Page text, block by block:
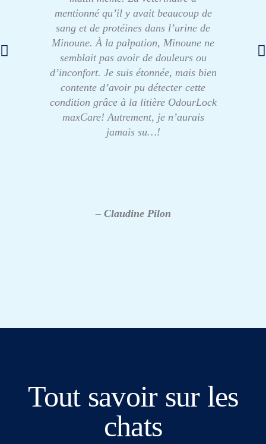
mentionné qu’il y avait beaucoup de
sang et de protéines dans l’urine de
Minoune. À la palpation, Minoune ne
semblait pas avoir de douleurs ou
d’inconfort. Je suis étonnée, mais bien
contente d’avoir pu détecter cette
condition grâce à la litière OdourLock
maxCare! Autrement, je n’aurais
jamais su…!
– Claudine Pilon
Tout savoir sur les
chats